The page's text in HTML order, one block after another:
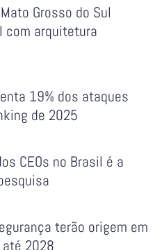
Grosso do Sul
com arquitetura
19% dos ataques
de 2025
CEOs no Brasil é a
terão origem em
2028